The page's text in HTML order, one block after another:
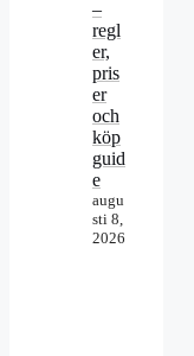
–
regl
er,
pris
er
och
köp
guid
e
augu
sti 8,
2026